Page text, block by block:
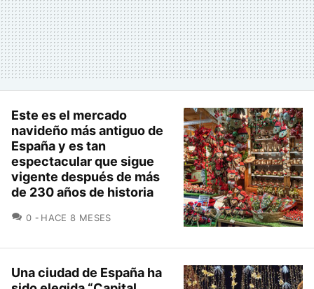
Este es el mercado
navideño más antiguo de
España y es tan
espectacular que sigue
vigente después de más
de 230 años de historia
0 COMENTARIOS
HACE 8 MESES
Una ciudad de España ha